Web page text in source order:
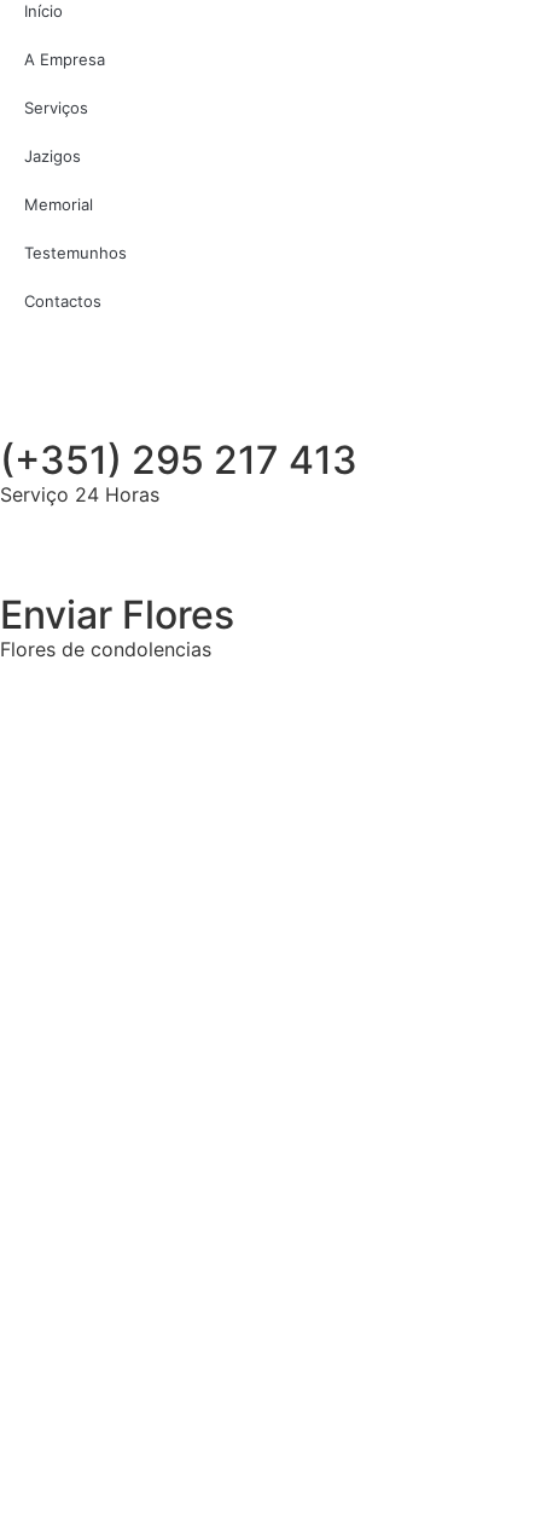
Início
A Empresa
Serviços
Jazigos
Memorial
Testemunhos
Contactos
(+351) 295 217 413
Serviço 24 Horas
Enviar Flores
Flores de condolencias